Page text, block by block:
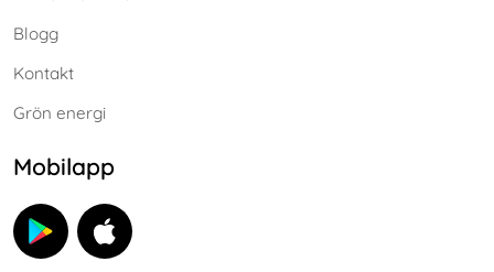
Blogg
Kontakt
Grön energi
Mobilapp